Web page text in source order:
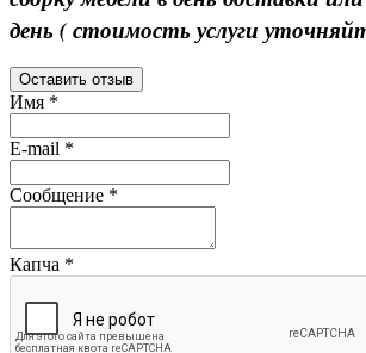
день ( стоимость услуги
Оставить отзыв
Имя *
E-mail *
Сообщение *
Капча *